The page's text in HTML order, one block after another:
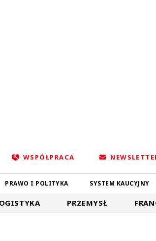
WSPÓŁPRACA
PRAWO I POLITYKA SYSTEM KAUCYJNY
PRZEMYSŁ